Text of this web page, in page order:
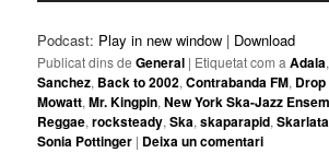
Podcast: Play in new window | Download
Publicat dins de General | Etiquetat com a Adala
Sanchez, Back to 2002,Contrabanda FM,
Mowatt,Mr. Kingpin,New York Ska-Jazz
Reggae,rocksteady,Ska,skaparapid,
Sonia Pottinger | Deixa un comentari